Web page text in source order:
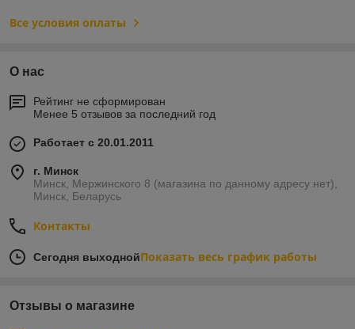
Все условия оплаты
О нас
Рейтинг не сформирован
Менее 5 отзывов за последний год
Работает с 20.01.2011
г. Минск
Минск, Мержинского 8 (магазина по данному адресу нет),
Минск, Беларусь
Контакты
Сегодня выходнойПоказать весь график работы
Отзывы о магазине